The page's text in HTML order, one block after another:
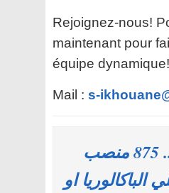
Rejoignez-nous!
maintenant pour
équipe dynamique!
Mail : s-
عـــــاجل.. 875 منصب
او